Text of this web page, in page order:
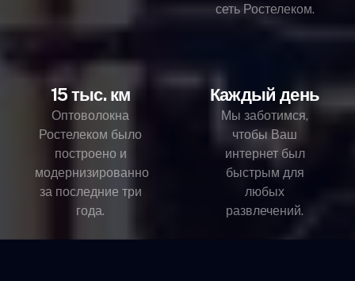
сеть Ростелеком.
15 тыс. км
Оптоволокна
Ростелеком было
построено и
модернизированно
за последние три
года.
Каждый день
Мы заботимся,
чтобы Ваш
интернет был
быстрым для
любых
развлечений.